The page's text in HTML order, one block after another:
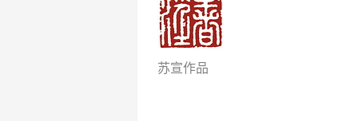
苏宣作品